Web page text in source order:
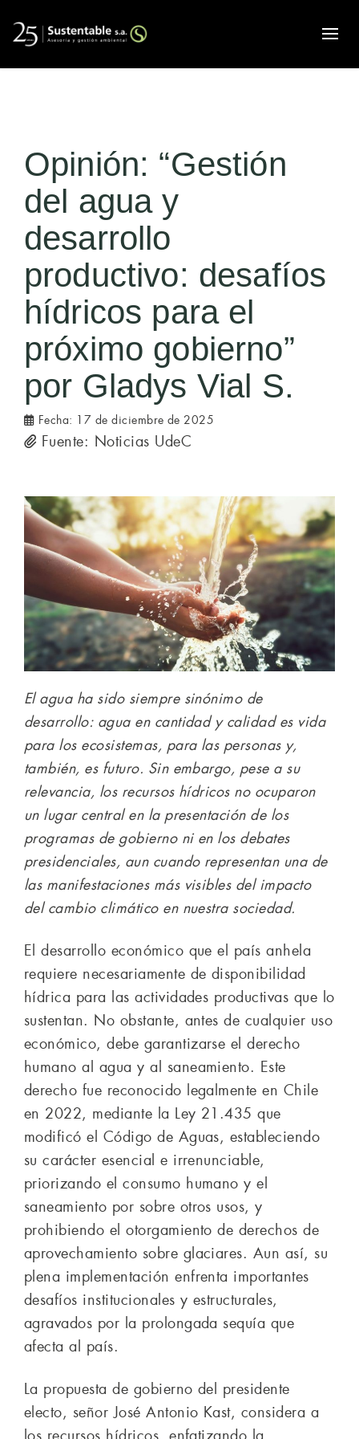
Opinión: “Gestión
del agua y
desarrollo
productivo: desafíos
hídricos para el
próximo gobierno”
por Gladys Vial S.
Fecha: 17 de diciembre de 2025
Fuente: Noticias UdeC
El agua ha sido siempre sinónimo de
desarrollo: agua en cantidad y calidad es vida
para los ecosistemas, para las personas y,
también, es futuro. Sin embargo, pese a su
relevancia, los recursos hídricos no ocuparon
un lugar central en la presentación de los
programas de gobierno ni en los debates
presidenciales, aun cuando representan una de
las manifestaciones más visibles del impacto
del cambio climático en nuestra sociedad.
El desarrollo económico que el país anhela
requiere necesariamente de disponibilidad
hídrica para las actividades productivas que lo
sustentan. No obstante, antes de cualquier uso
económico, debe garantizarse el derecho
humano al agua y al saneamiento. Este
derecho fue reconocido legalmente en Chile
en 2022, mediante la Ley 21.435 que
modificó el Código de Aguas, estableciendo
su carácter esencial e irrenunciable,
priorizando el consumo humano y el
saneamiento por sobre otros usos, y
prohibiendo el otorgamiento de derechos de
aprovechamiento sobre glaciares. Aun así, su
plena implementación enfrenta importantes
desafíos institucionales y estructurales,
agravados por la prolongada sequía que
afecta al país.
La propuesta de gobierno del presidente
electo, señor José Antonio Kast, considera a